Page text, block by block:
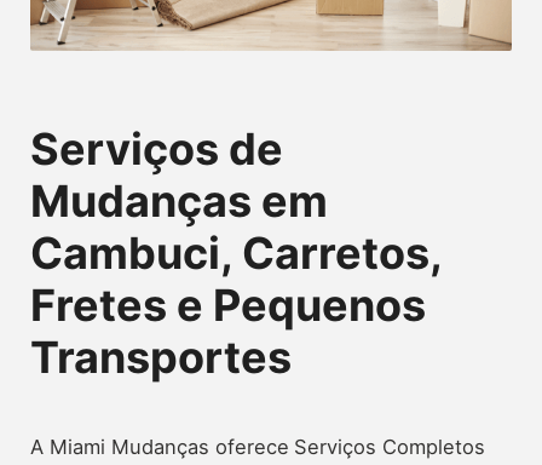
Serviços de
Mudanças em
Cambuci, Carretos,
Fretes e Pequenos
Transportes
A Miami Mudanças oferece Serviços Completos